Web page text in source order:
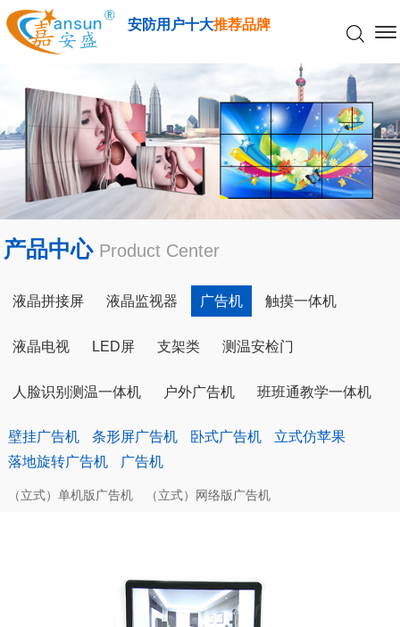
安防用户十大推荐品牌
产品中心 Product Center
液晶拼接屏 液晶监视器 广告机 触摸一体机
液晶电视 LED屏 支架类 测温安检门
人脸识别测温一体机 户外广告机 班班通教学一体机
壁挂广告机 条形屏广告机 卧式广告机
立式仿苹果
落地旋转广告机
广告机
（立式）单机版广告机 （立式）网络版广告机